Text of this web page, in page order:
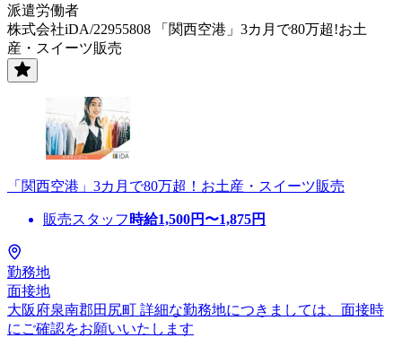
派遣労働者
株式会社iDA/22955808 「関西空港」3カ月で80万超!お土
産・スイーツ販売
「関西空港」3カ月で80万超！お土産・スイーツ販売
販売スタッフ 時給1,500円〜1,875円
勤務地
面接地
大阪府泉南郡田尻町 詳細な勤務地につきましては、面接時
にご確認をお願いいたします